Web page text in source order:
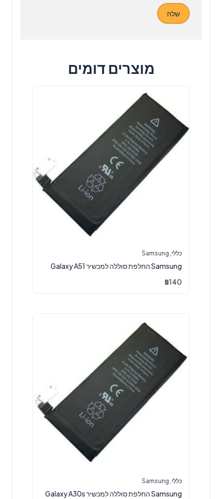
מוצרים דומים
כללי Samsung
Samsung החלפת סוללה למכשיר Galaxy A51
₪140
כללי Samsung
Samsung החלפת סוללה למכשיר Galaxy A30s